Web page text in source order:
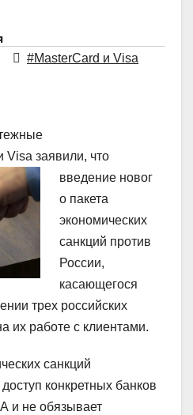
#MasterCard и Visa
Visa заявили, что
введение новог
о пакета
экономических
санкций против
России,
касающегося
трех российских
их работе с клиентами.
санкций
конкретных банков
и не обязывает